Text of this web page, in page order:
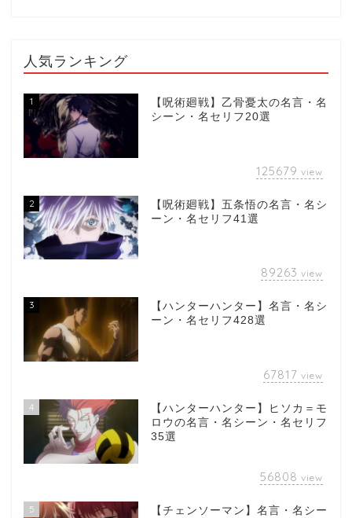
人気ランキング
1
【呪術廻戦】乙骨憂太の名言・名
シーン・名セリフ20選
125679 view
2
【呪術廻戦】五条悟の名言・名シ
ーン・名セリフ41選
89263 view
3
【ハンターハンター】名言・名シ
ーン・名セリフ428選
67817 view
4
【ハンターハンター】ヒソカ＝モ
ロウの名言・名シーン・名セリフ
35選
56808 view
5
【チェンソーマン】名言・名シー